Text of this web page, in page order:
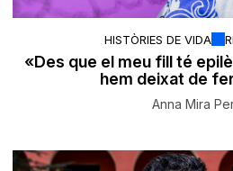
HISTÒRIES DE VIDA
«Des que el meu fill té
hem deixat de
Anna Mira